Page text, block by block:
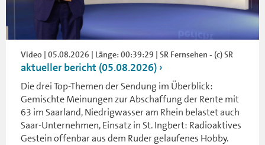
Video | 05.08.2026 | Länge: 00:39:29 | SR Fernsehen - (c) SR
aktueller bericht (05.08.2026)
Die drei Top-Themen der Sendung im Überblick:
Gemischte Meinungen zur Abschaffung der Rente mit
63 im Saarland, Niedrigwasser am Rhein belastet auch
Saar-Unternehmen, Einsatz in St. Ingbert: Radioaktives
Gestein offenbar aus dem Ruder gelaufenes Hobby.